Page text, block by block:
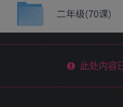
此处内容